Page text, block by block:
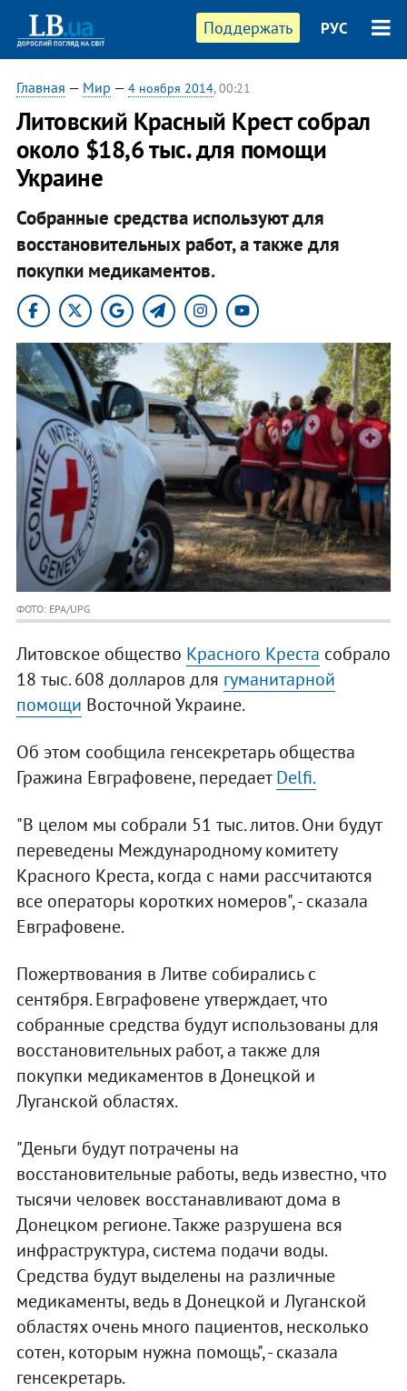
Поддержать РУС
Главная — Мир — 4 ноября 2014, 00:21
Литовский Красный Крест собрал
около $18,6 тыс. для помощи
Украине
Собранные средства используют для
восстановительных работ, а также для
покупки медикаментов.
ФОТО: EPA/UPG
Литовское общество Красного Креста собрало
18 тыс. 608 долларов для гуманитарной
помощи Восточной Украине.
Об этом сообщила генсекретарь общества
Гражина Евграфовене, передаетDelfi.
"В целом мы собрали 51 тыс. литов. Они будут
переведены Международному комитету
Красного Креста, когда с нами рассчитаются
все операторы коротких номеров", - сказала
Евграфовене.
Пожертвования в Литве собирались с
сентября. Евграфовене утверждает, что
собранные средства будут использованы для
восстановительных работ, а также для
покупки медикаментов в Донецкой и
Луганской областях.
"Деньги будут потрачены на
восстановительные работы, ведь известно, что
тысячи человек восстанавливают дома в
Донецком регионе. Также разрушена вся
инфраструктура, система подачи воды.
Средства будут выделены на различные
медикаменты, ведь в Донецкой и Луганской
областях очень много пациентов, несколько
сотен, которым нужна помощь", - сказала
генсекретарь.